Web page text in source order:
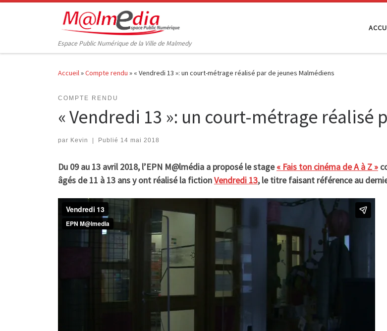
Passer au contenu
Espace Public Numérique de la Ville de Malmedy
Accueil»Compte rendu » « Vendredi 13 »: un court-métrage réalisé par de jeunes Malmédiens
COMPTE RENDU
« Vendredi 13 »: un court-métrage réalisé
par Kevin Publié 14 mai 2018
Du 09 au 13 avril 2018, l’EPN M@lmédia a proposé le stage« Fais ton cinéma de A à Z »
âgés de 11 à 13 ans y ont réalisé la fictionVendredi 13, le titre faisant référence au